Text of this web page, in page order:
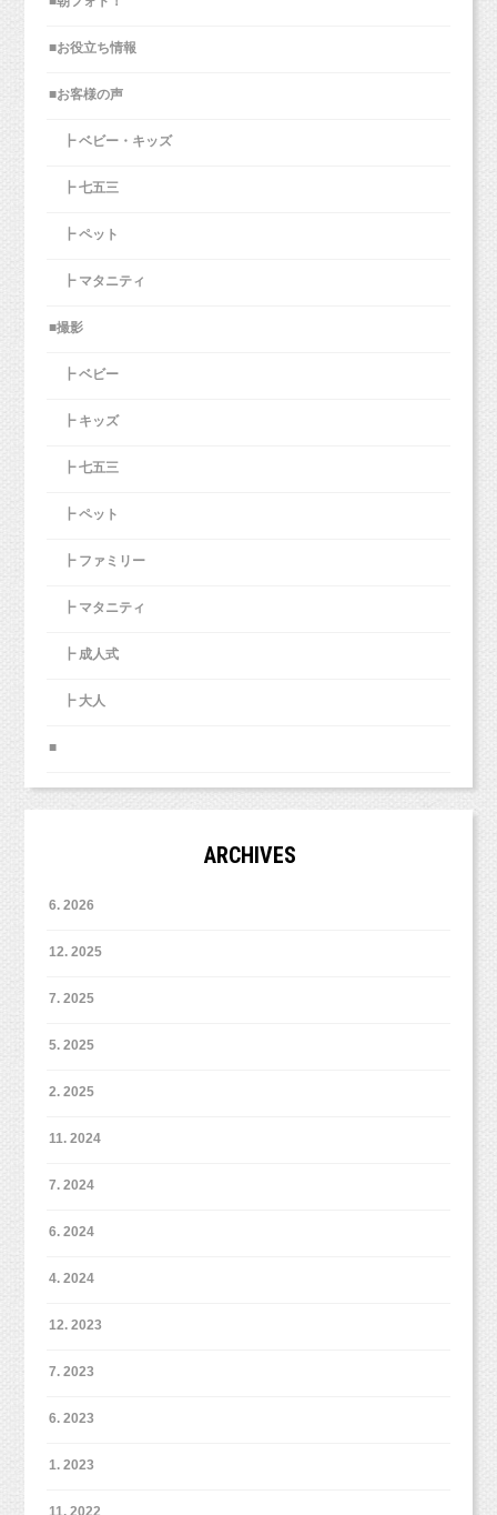
■お役立ち情報
■お客様の声
┣ ベビー・キッズ
┣ 七五三
┣ ペット
┣ マタニティ
■撮影
┣ ベビー
┣ キッズ
┣ 七五三
┣ ペット
┣ ファミリー
┣ マタニティ
┣ 成人式
┣ 大人
■
ARCHIVES
6. 2026
12. 2025
7. 2025
5. 2025
2. 2025
11. 2024
7. 2024
6. 2024
4. 2024
12. 2023
7. 2023
6. 2023
1. 2023
11. 2022